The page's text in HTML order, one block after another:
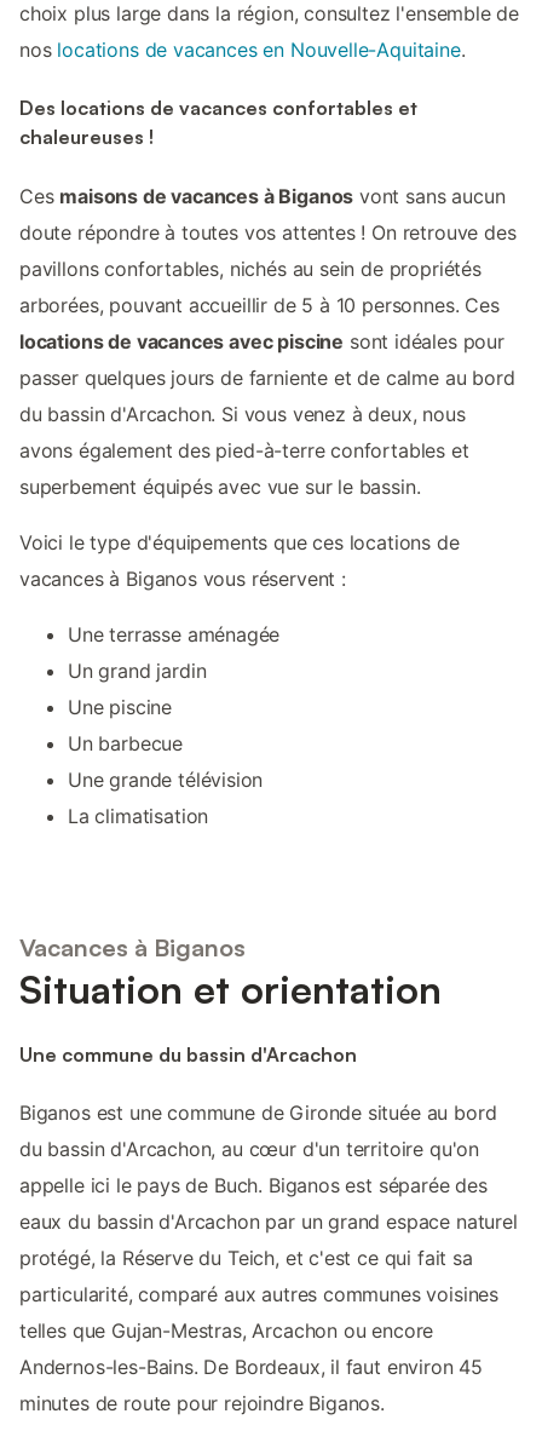
choix plus large dans la région, consultez l'ensemble de
nos locations de vacances en Nouvelle-Aquitaine.
Des locations de vacances confortables et
chaleureuses !
Ces maisons de vacances à Biganos vont sans aucun
doute répondre à toutes vos attentes ! On retrouve des
pavillons confortables, nichés au sein de propriétés
arborées, pouvant accueillir de 5 à 10 personnes. Ces
locations de vacances avec piscine sont idéales pour
passer quelques jours de farniente et de calme au bord
du bassin d'Arcachon. Si vous venez à deux, nous
avons également des pied-à-terre confortables et
superbement équipés avec vue sur le bassin.
Voici le type d'équipements que ces locations de
vacances à Biganos vous réservent :
Une terrasse aménagée
Un grand jardin
Une piscine
Un barbecue
Une grande télévision
La climatisation
Vacances à Biganos
Situation et orientation
Une commune du bassin d'Arcachon
Biganos est une commune de Gironde située au bord
du bassin d'Arcachon, au cœur d'un territoire qu'on
appelle ici le pays de Buch. Biganos est séparée des
eaux du bassin d'Arcachon par un grand espace naturel
protégé, la Réserve du Teich, et c'est ce qui fait sa
particularité, comparé aux autres communes voisines
telles que Gujan-Mestras, Arcachon ou encore
Andernos-les-Bains. De Bordeaux, il faut environ 45
minutes de route pour rejoindre Biganos.